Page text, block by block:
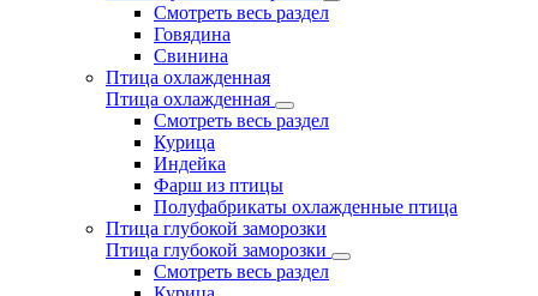
Смотреть весь раздел
Говядина
Свинина
Птица охлажденная
Птица охлажденная
Смотреть весь раздел
Курица
Индейка
Фарш из птицы
Полуфабрикаты охлажденные птица
Птица глубокой заморозки
Птица глубокой заморозки
Смотреть весь раздел